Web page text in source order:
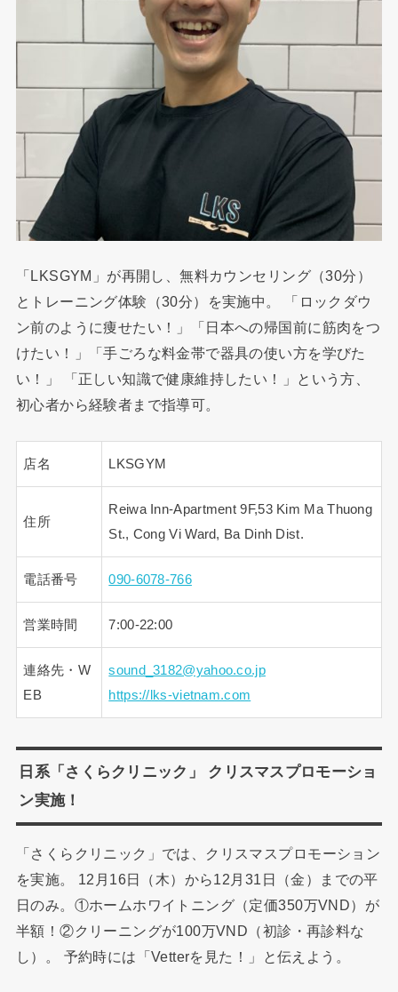
「LKSGYM」が再開し、無料カウンセリング（30分）
とトレーニング体験（30分）を実施中。 「ロックダウ
ン前のように痩せたい！」「日本への帰国前に筋肉をつ
けたい！」「手ごろな料金帯で器具の使い方を学びた
い！」 「正しい知識で健康維持したい！」という方、
初心者から経験者まで指導可。
店名 LKSGYM
住所
Reiwa Inn-Apartment 9F,53 Kim Ma Thuong
St., Cong Vi Ward, Ba Dinh Dist.
電話番号 090-6078-766
営業時間 7:00-22:00
連絡先・W
EB
sound_3182@yahoo.co.jp
https://lks-vietnam.com
日系「さくらクリニック」 クリスマスプロモーショ
ン実施！
「さくらクリニック」では、クリスマスプロモーション
を実施。 12月16日（木）から12月31日（金）までの平
日のみ。①ホームホワイトニング（定価350万VND）が
半額！②クリーニングが100万VND（初診・再診料な
し）。 予約時には「Vetterを見た！」と伝えよう。